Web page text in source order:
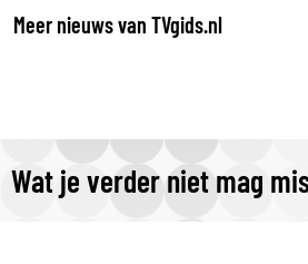
Meer nieuws van TVgids.nl
Wat je verder niet mag